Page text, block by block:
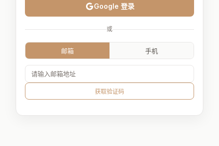
Google 登录
或
邮箱 手机
获取验证码